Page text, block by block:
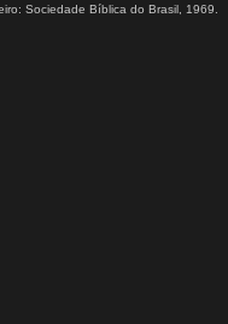
Sociedade Bíblica do Brasil, 1969.